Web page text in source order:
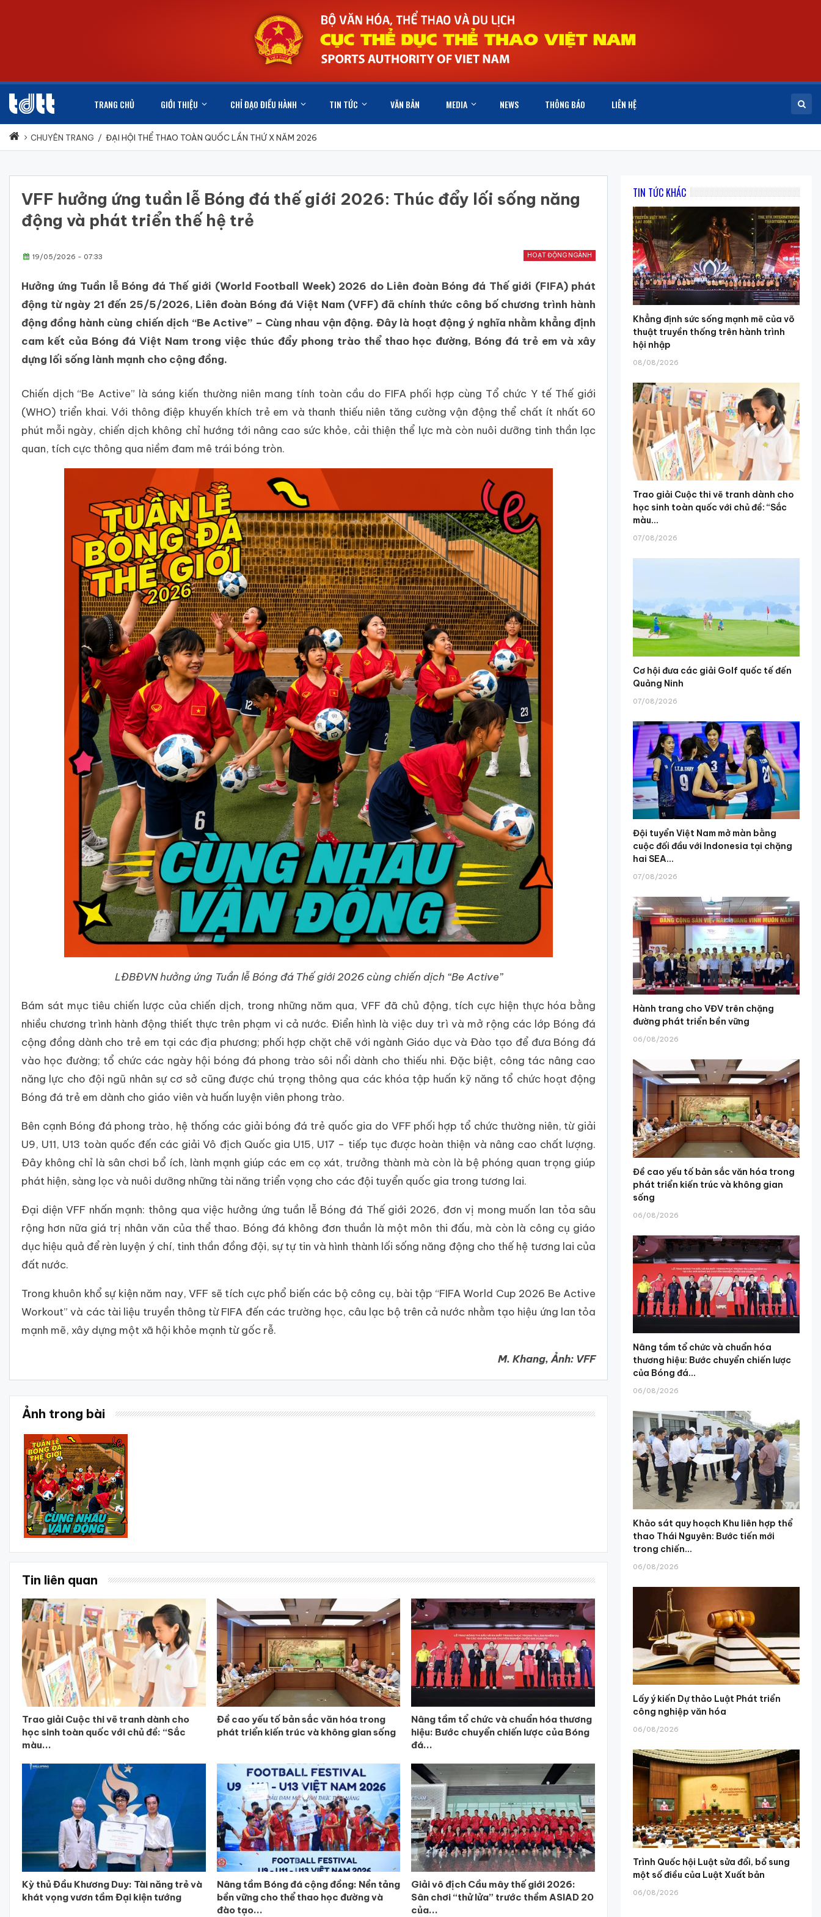
TRANG CHỦ GIỚI THIỆU CHỈ ĐẠO ĐIỀU HÀNH TIN TỨC VĂN BẢN MEDIA NEWS THÔNG BÁO LIÊN HỆ
CHUYÊN TRANG / ĐẠI HỘI THỂ THAO TOÀN QUỐC LẦN THỨ X NĂM 2026
VFF hưởng ứng tuần lễ Bóng đá thế giới 2026: Thúc đẩy lối sống năng
động và phát triển thế hệ trẻ
HOẠT ĐỘNG NGÀNH
19/05/2026 - 07:33
Hưởng ứng Tuần lễ Bóng đá Thế giới (World Football Week) 2026 do Liên đoàn Bóng đá Thế giới (FIFA) phát
động từ ngày 21 đến 25/5/2026, Liên đoàn Bóng đá Việt Nam (VFF) đã chính thức công bố chương trình hành
động đồng hành cùng chiến dịch “Be Active” – Cùng nhau vận động. Đây là hoạt động ý nghĩa nhằm khẳng định
cam kết của Bóng đá Việt Nam trong việc thúc đẩy phong trào thể thao học đường, Bóng đá trẻ em và xây
dựng lối sống lành mạnh cho cộng đồng.
Chiến dịch “Be Active” là sáng kiến thường niên mang tính toàn cầu do FIFA phối hợp cùng Tổ chức Y tế Thế giới
(WHO) triển khai. Với thông điệp khuyến khích trẻ em và thanh thiếu niên tăng cường vận động thể chất ít nhất 60
phút mỗi ngày, chiến dịch không chỉ hướng tới nâng cao sức khỏe, cải thiện thể lực mà còn nuôi dưỡng tinh thần lạc
quan, tích cực thông qua niềm đam mê trái bóng tròn.
LĐBĐVN hưởng ứng Tuần lễ Bóng đá Thế giới 2026 cùng chiến dịch “Be Active”
Bám sát mục tiêu chiến lược của chiến dịch, trong những năm qua, VFF đã chủ động, tích cực hiện thực hóa bằng
nhiều chương trình hành động thiết thực trên phạm vi cả nước. Điển hình là việc duy trì và mở rộng các lớp Bóng đá
cộng đồng dành cho trẻ em tại các địa phương; phối hợp chặt chẽ với ngành Giáo dục và Đào tạo để đưa Bóng đá
vào học đường; tổ chức các ngày hội bóng đá phong trào sôi nổi dành cho thiếu nhi. Đặc biệt, công tác nâng cao
năng lực cho đội ngũ nhân sự cơ sở cũng được chú trọng thông qua các khóa tập huấn kỹ năng tổ chức hoạt động
Bóng đá trẻ em dành cho giáo viên và huấn luyện viên phong trào.
Bên cạnh Bóng đá phong trào, hệ thống các giải bóng đá trẻ quốc gia do VFF phối hợp tổ chức thường niên, từ giải
U9, U11, U13 toàn quốc đến các giải Vô địch Quốc gia U15, U17 – tiếp tục được hoàn thiện và nâng cao chất lượng.
Đây không chỉ là sân chơi bổ ích, lành mạnh giúp các em cọ xát, trưởng thành mà còn là bệ phóng quan trọng giúp
phát hiện, sàng lọc và nuôi dưỡng những tài năng triển vọng cho các đội tuyển quốc gia trong tương lai.
Đại diện VFF nhấn mạnh: thông qua việc hưởng ứng tuần lễ Bóng đá Thế giới 2026, đơn vị mong muốn lan tỏa sâu
rộng hơn nữa giá trị nhân văn của thể thao. Bóng đá không đơn thuần là một môn thi đấu, mà còn là công cụ giáo
dục hiệu quả để rèn luyện ý chí, tinh thần đồng đội, sự tự tin và hình thành lối sống năng động cho thế hệ tương lai của
đất nước.
Trong khuôn khổ sự kiện năm nay, VFF sẽ tích cực phổ biến các bộ công cụ, bài tập “FIFA World Cup 2026 Be Active
Workout” và các tài liệu truyền thông từ FIFA đến các trường học, câu lạc bộ trên cả nước nhằm tạo hiệu ứng lan tỏa
mạnh mẽ, xây dựng một xã hội khỏe mạnh từ gốc rễ.
M. Khang, Ảnh: VFF
Ảnh trong bài
Tin liên quan
Trao giải Cuộc thi vẽ tranh dành cho
học sinh toàn quốc với chủ đề: “Sắc
màu...
Đề cao yếu tố bản sắc văn hóa trong
phát triển kiến trúc và không gian sống
Nâng tầm tổ chức và chuẩn hóa thương
hiệu: Bước chuyển chiến lược của Bóng
đá...
Kỳ thủ Đầu Khương Duy: Tài năng trẻ và
khát vọng vươn tầm Đại kiện tướng
Nâng tầm Bóng đá cộng đồng: Nền tảng
bền vững cho thể thao học đường và
đào tạo...
Giải vô địch Cầu mây thế giới 2026:
Sân chơi “thử lửa” trước thềm ASIAD 20
của...
TIN TỨC KHÁC
Khẳng định sức sống mạnh mẽ của võ
thuật truyền thống trên hành trình
hội nhập
08/08/2026
Trao giải Cuộc thi vẽ tranh dành cho
học sinh toàn quốc với chủ đề: “Sắc
màu...
07/08/2026
Cơ hội đưa các giải Golf quốc tế đến
Quảng Ninh
07/08/2026
Đội tuyển Việt Nam mở màn bằng
cuộc đối đầu với Indonesia tại chặng
hai SEA...
07/08/2026
Hành trang cho VĐV trên chặng
đường phát triển bền vững
06/08/2026
Đề cao yếu tố bản sắc văn hóa trong
phát triển kiến trúc và không gian
sống
06/08/2026
Nâng tầm tổ chức và chuẩn hóa
thương hiệu: Bước chuyển chiến lược
của Bóng đá...
06/08/2026
Khảo sát quy hoạch Khu liên hợp thể
thao Thái Nguyên: Bước tiến mới
trong chiến...
06/08/2026
Lấy ý kiến Dự thảo Luật Phát triển
công nghiệp văn hóa
06/08/2026
Trình Quốc hội Luật sửa đổi, bổ sung
một số điều của Luật Xuất bản
06/08/2026